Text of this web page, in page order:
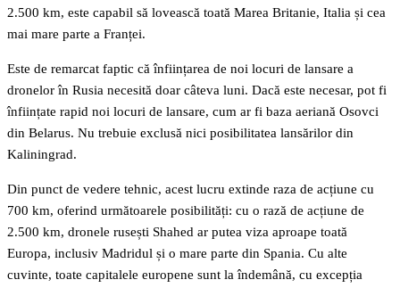
2.500 km, este capabil să lovească toată Marea Britanie, Italia și cea
mai mare parte a Franței.
Este de remarcat faptic că înființarea de noi locuri de lansare a
dronelor în Rusia necesită doar câteva luni. Dacă este necesar, pot fi
înființate rapid noi locuri de lansare, cum ar fi baza aeriană Osovci
din Belarus. Nu trebuie exclusă nici posibilitatea lansărilor din
Kaliningrad.
Din punct de vedere tehnic, acest lucru extinde raza de acțiune cu
700 km, oferind următoarele posibilități: cu o rază de acțiune de
2.500 km, dronele rusești Shahed ar putea viza aproape toată
Europa, inclusiv Madridul și o mare parte din Spania. Cu alte
cuvinte, toate capitalele europene sunt la îndemână, cu excepția